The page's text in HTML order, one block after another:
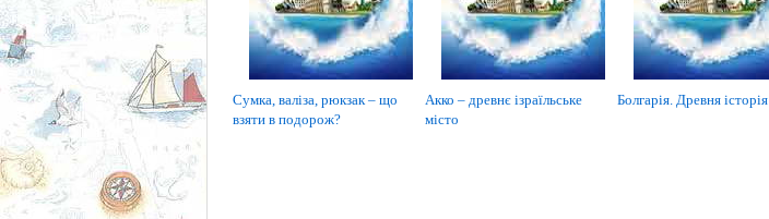
Сумка, валіза, рюкзак – що
взяти в подорож?
Акко – древнє ізраїльське
місто
Болгарія. Древня історія